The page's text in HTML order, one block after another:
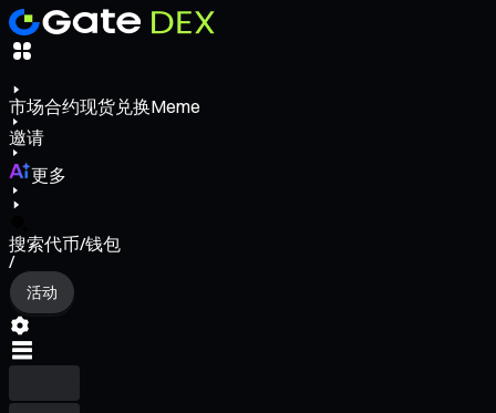
市场合约现货兑换Meme
邀请
更多
搜索代币/钱包
/
活动